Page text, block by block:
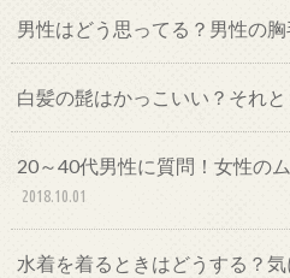
男性はどう思ってる？男性の
白髪の髭はかっこいい？それ
20～40代男性に質問！女性の
2018.10.01
水着を着るときはどうする？